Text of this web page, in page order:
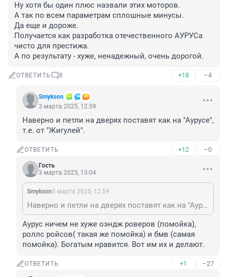
Ну хотя бы один плюс назвали этих моторов.
А так по всем параметрам сплошные минусы.
Да еще и дороже.
Получается как разработка отечественного АУРУСа
чисто для престижа.
А по результату - хуже, ненадежный, очень дорогой.
ОТВЕТИТЬ 8 +18 –4
Smykson
3 марта 2025, 12:59
Наверно и петли на дверях поставят как на "Аурусе",
т.е. от "Жигулей".
ОТВЕТИТЬ +12 –0
Гость
3 марта 2025, 13:04
Smykson3 марта 2025, 12:59
Наверно и петли на дверях поставят как на "Аурусе", т.е. от "Жигулей".
Аурус ничем не хуже оэндж роверов (помойка),
роллс ройсов( такая же помойка) и бмв (самая
помойка). Богатым нравится. Вот им их и делают.
ОТВЕТИТЬ +1 –27